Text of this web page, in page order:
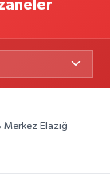
Elazığ